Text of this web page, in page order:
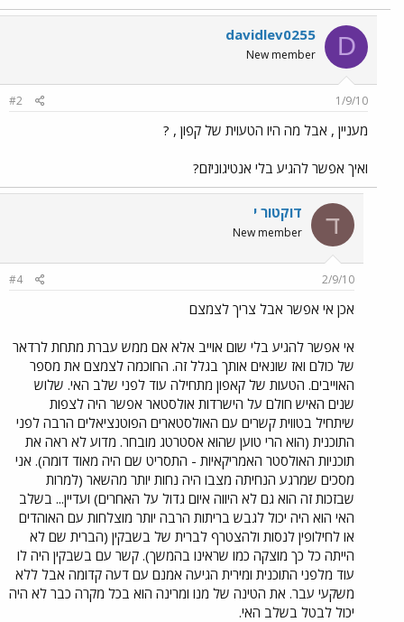
D
davidlev0255
New member
1/9/10
#2
מעניין , אבל מה היו הטעוית של קפון , ?
ואיך אפשר להגיע בלי אנטיגוניזם?
ד דוקטור י
New member
2/9/10
#4
אכן אי אפשר אבל צריך לצמצם
אי אפשר להגיע בלי שום אוייב אלא אם ממש עברת מתחת לרדאר
של כולם ואז שונאים אותך בגלל זה. החוכמה לצמצם את מספר
האוייבים. הטעות של קאפון מתחילה עוד לפני שלב האי. שלוש
שנים האיש חולם על הישרדות אולסטאר אפשר היה לצפות
שיתחיל בטווית קשרים עם האולסטארים הפוטנציאלים הרבה לפני
התוכנית (הוא הרי טוען שהוא אסטרטג מובחר. מדוע לא ראה את
תוכניות האולסטר האמריקאיות - התסריט שם היה מאוד דומה). אני
מסכים שמרגע הנחיתה מצבו היה נחות יותר מהשאר (למרות
שבזכות זה הוא גם לא היווה איום גדול על האחרים) ועדיין... בשלב
האי הוא היה יכול לגבש בריתות הרבה יותר מוצלחות עם האוהדים
או לחילופין לנסות ולהצטרף לברית של בשבקין (הברית שם לא
הייתה כל כך מוצקה כמו שראינו בהמשך). קשר עם בשבקין היה לו
עוד מלפני התוכנית ומירית הגיעה אמנם עם דעה קדומה אבל ללא
משקעי עבר. את הטינה של מנו ומרינה הוא בכל מקרה כבר לא היה
יכול לבטל בשלב האי.